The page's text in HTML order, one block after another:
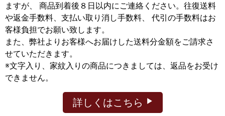
ますが、
商品到着後８日以内にご連絡ください。往復送料
や返金手数料、支払い取り消し手数料、 代引の手数料はお
客様負担でお願い致します。
また、弊社よりお客様へお届けした送料分金額をご請求さ
せていただきます。
※文字入り、家紋入りの商品につきましては、返品をお受け
できません。
詳しくはこちら